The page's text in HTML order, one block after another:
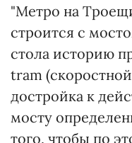
"Метро на
строится с
стола историю
tram
достройка к
мосту
того, чтобы по